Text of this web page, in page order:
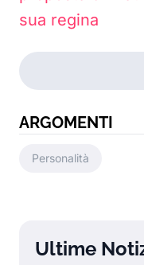
sua regina
ARGOMENTI
Personalità
Ultime